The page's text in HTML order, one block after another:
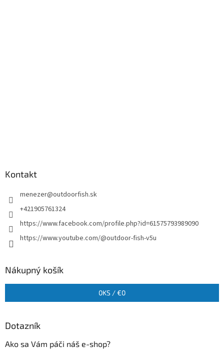
Kontakt
menezer@outdoorfish.sk
+421905761324
https://www.facebook.com/profile.php?id=61575793989090
https://www.youtube.com/@outdoor-fish-v5u
Nákupný košík
0KS /€0
Dotazník
Ako sa Vám páči náš e-shop?